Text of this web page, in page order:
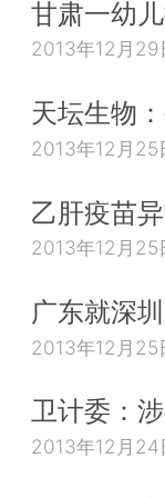
甘肃一幼
2013年12月29
天坛生物
2013年12月25
乙肝疫苗
2013年12月25
广东就深
2013年12月25
卫计委：
2013年12月24